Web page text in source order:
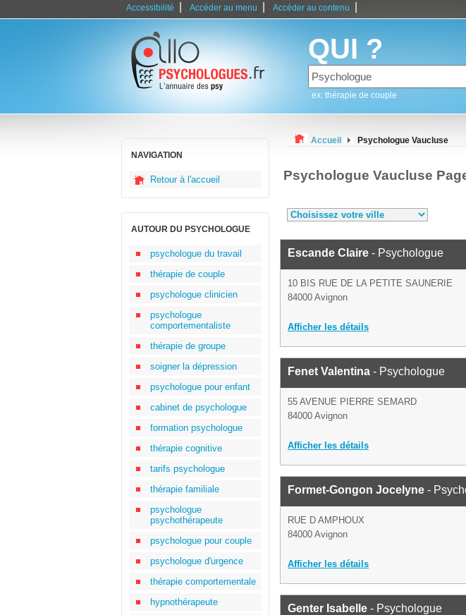
Accessibilité Accéder au menu Accéder au contenu
QUI ?
ex: thérapie de couple
NAVIGATION
Retour à l'accueil
AUTOUR DU PSYCHOLOGUE
psychologue du travail
thérapie de couple
psychologue clinicien
psychologue
comportementaliste
thérapie de groupe
soigner la dépression
psychologue pour enfant
cabinet de psychologue
formation psychologue
thérapie cognitive
tarifs psychologue
thérapie familiale
psychologue
psychothérapeute
psychologue pour couple
psychologue d'urgence
thérapie comportementale
hypnothérapeute
Accueil Psychologue Vaucluse
Psychologue Vaucluse
Escande Claire - Psychologue
10 BIS RUE DE LA PETITE SAUNERIE
84000 Avignon
Afficher les détails
Fenet Valentina - Psychologue
55 AVENUE PIERRE SEMARD
84000 Avignon
Afficher les détails
Formet-Gongon Jocelyne -
RUE D AMPHOUX
84000 Avignon
Afficher les détails
Genter Isabelle - Psychologue